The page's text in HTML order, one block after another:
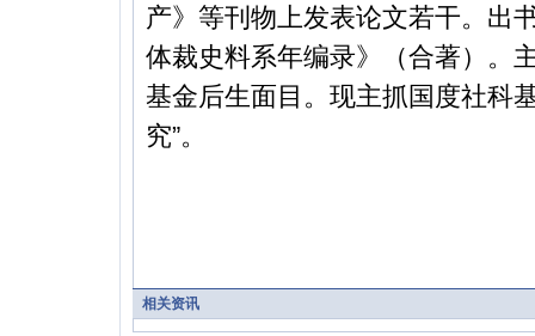
产》等刊物上发表论文若干。出
体裁史料系年编录》（合著）。
基金后生面目。现主抓国度社科
究”。
相关资讯